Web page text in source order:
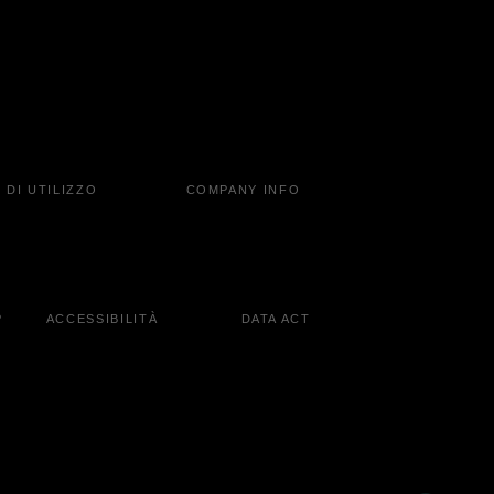
DI UTILIZZO COMPANY INFO
ACCESSIBILITÀ DATA ACT